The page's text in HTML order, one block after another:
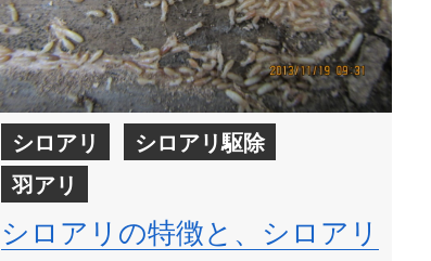
シロアリ
シロアリ駆除
羽アリ
シロアリの特徴と、シロアリ